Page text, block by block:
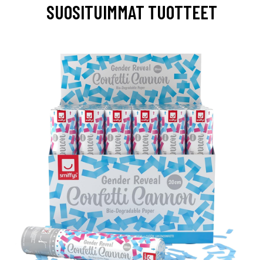
SUOSITUIMMAT TUOTTEET